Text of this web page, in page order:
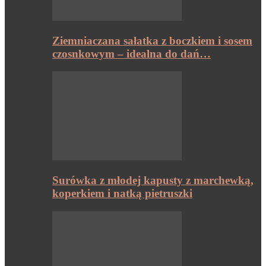
Ziemniaczana sałatka z boczkiem i sosem
czosnkowym – idealna do dań…
Surówka z młodej kapusty z marchewką,
koperkiem i natką pietruszki